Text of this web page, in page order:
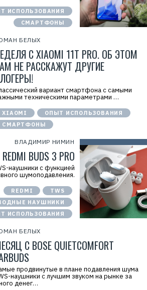
ИСПОЛЬЗОВАНИЯ
СМАРТФОНЫ
БЕЛЫХ
С XIAOMI 11T PRO. ОБ ЭТОМ
НЕ РАССКАЖУТ ДРУГИЕ
вариант смартфона с самыми
техническими параметрами …
XIAOMI
ОПЫТ ИСПОЛЬЗОВАНИЯ
СМАРТФОНЫ
ВЛАДИМИР НИМИН
BUDS 3 PRO
наушники с функцией
шумоподавления.
REDMI
TWS
НАУШНИКИ
ИСПОЛЬЗОВАНИЯ
БЕЛЫХ
С BOSE QUIETCOMFORT
продвинутые в плане подавления шума
наушники с лучшим звуком на рынке за
денег…